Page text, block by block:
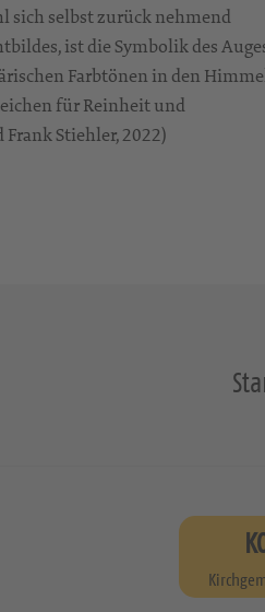
sich selbst zurück nehmend
ist die Symbolik des
Farbtönen in den
für Reinheit und
Frank Stiehler, 2022)